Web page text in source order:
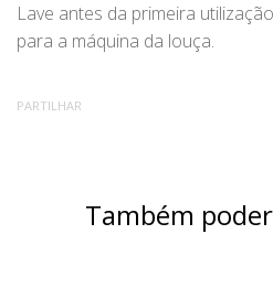
Lave antes da primeira
para a máquina da louça.
PARTILHAR
Também